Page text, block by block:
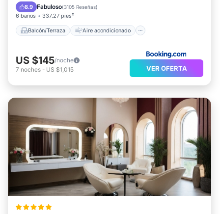
8.9 Fabuloso(3105 Reseñas)
6 baños 337.27 pies²
Balcón/Terraza Aire acondicionado
Internet
Apto para niños
US $145/noche
7 noches - US $1,015 VER OFERTA